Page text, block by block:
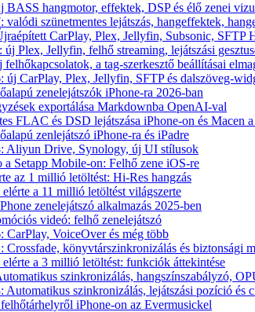
BASS hangmotor, effektek, DSP és élő zenei
valódi szünetmentes lejátszás, hangeffektek,
CarPlay, Plex, Jellyfin, Subsonic, SFTP
új Plex, Jellyfin, felhő streaming, lejátszási
a tag-szerkesztő beállításai
új CarPlay, Plex, Jellyfin, SFTP és dalszöveg-
zenelejátszók iPhone-ra 2026-ban
exportálása Markdownba OpenAI-val
FLAC és DSD lejátszása iPhone-on és Macen
zenlejátszó iPhone-ra és iPadre
Aliyun Drive, Synology, új UI stílusok
a Setapp Mobile-on: Felhő zene iOS-re
az 1 millió letöltést: Hi-Res hangzás
a 11 millió letöltést világszerte
zenelejátszó alkalmazás 2025-ben
videó: felhő zenelejátszó
CarPlay, VoiceOver és még több
Crossfade, könyvtárszinkronizálás és biztonsági
a 3 millió letöltést: funkciók áttekintése
szinkronizálás, hangszínszabályzó,
Automatikus szinkronizálás, lejátszási pozíció és
iPhone-on az Evermusickel